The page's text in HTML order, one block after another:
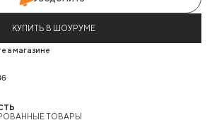
КУПИТЬ В ШОУРУМЕ
в магазине
ТОВАРЫ